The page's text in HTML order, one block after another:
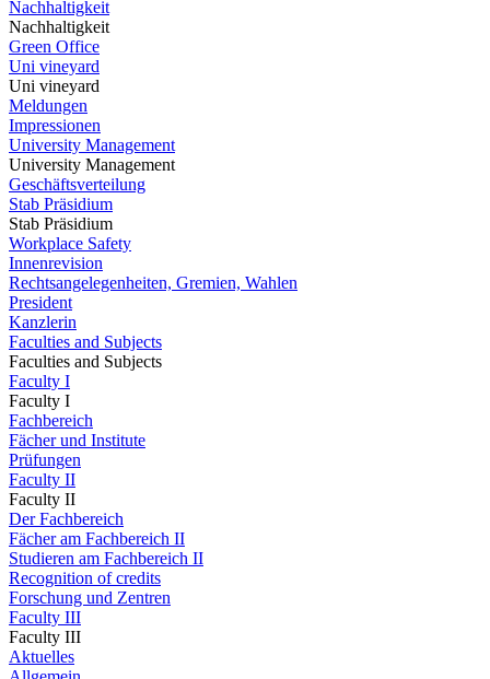
Nachhaltigkeit
Nachhaltigkeit
Green Office
Uni vineyard
Uni vineyard
Meldungen
Impressionen
University Management
University Management
Geschäftsverteilung
Stab Präsidium
Stab Präsidium
Workplace Safety
Innenrevision
Rechtsangelegenheiten, Gremien, Wahlen
President
Kanzlerin
Faculties and Subjects
Faculties and Subjects
Faculty I
Faculty I
Fachbereich
Fächer und Institute
Prüfungen
Faculty II
Faculty II
Der Fachbereich
Fächer am Fachbereich II
Studieren am Fachbereich II
Recognition of credits
Forschung und Zentren
Faculty III
Faculty III
Aktuelles